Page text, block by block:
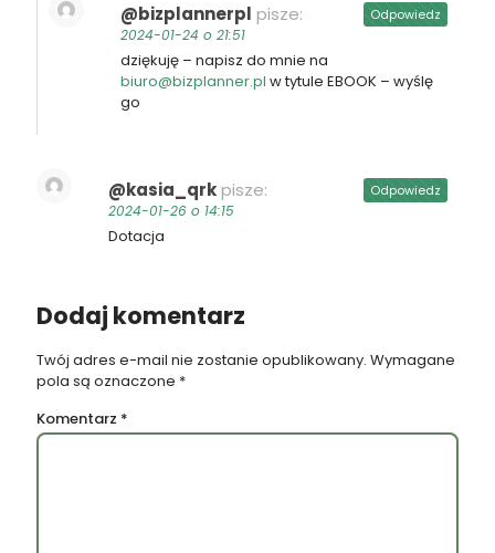
@bizplannerpl pisze:
2024-01-24 o 21:51
dziękuję – napisz do mnie na
biuro@bizplanner.pl w tytule EBOOK – wyślę
go
Odpowiedz
@kasia_qrkpisze:
2024-01-26 o 14:15
Dotacja
Odpowiedz
Dodaj komentarz
Twój adres e-mail nie zostanie opublikowany. Wymagane
pola są oznaczone *
Komentarz *